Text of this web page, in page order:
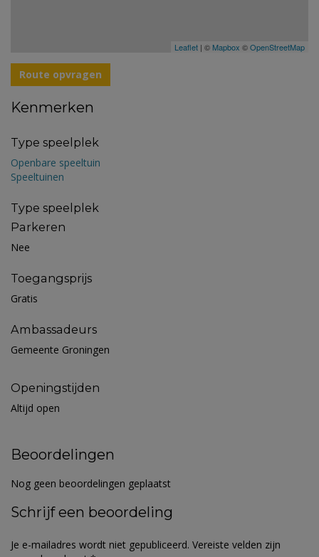
Leaflet | © Mapbox ©OpenStreetMap
Route opvragen
Kenmerken
Type speelplek
Openbare speeltuin
Speeltuinen
Type speelplek
Parkeren
Nee
Toegangsprijs
Gratis
Ambassadeurs
Gemeente Groningen
Openingstijden
Altijd open
Beoordelingen
Nog geen beoordelingen geplaatst
Schrijf een beoordeling
Je e-mailadres wordt niet gepubliceerd. Vereiste velden zijn